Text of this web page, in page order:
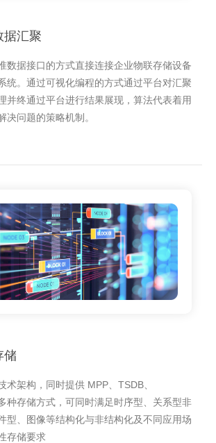
据汇聚
数据接口的方式直接连接企业物联存储设备
统。通过可视化编程的方式通过平台对汇聚
并终通过平台进行结果展现，算法代表着用
决问题的策略机制。
储
术架构，同时提供 MPP、TSDB、
种存储方式，可同时满足时序型、关系型非
型、图像等结构化与非结构化及不同应用场
存储要求